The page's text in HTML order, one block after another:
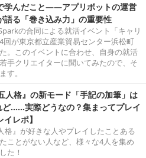
学んだこと――アプリボットの運営
語る「巻き込み力」の重要性
の合同による就活イベント「キャリ
回が東京都立産業貿易センター浜松町
。このイベントに合わせ、自身の就活
手クリエイターに聞いてみたので、そ
す。
人格』の新モード「手記の加筆」は
ど……実際どうなの？集まってプレイ
レポ】
格』が好きな人やプレイしたことある
ことがない人など、様々な4人を集め
た！